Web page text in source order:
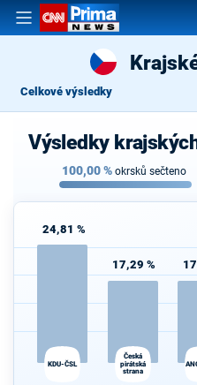
Celkové výsledky
Výsledky
100,00% okrsků sečteno
24,81 %
KDU-ČSL
17,29 %
Česká
pirátská
strana